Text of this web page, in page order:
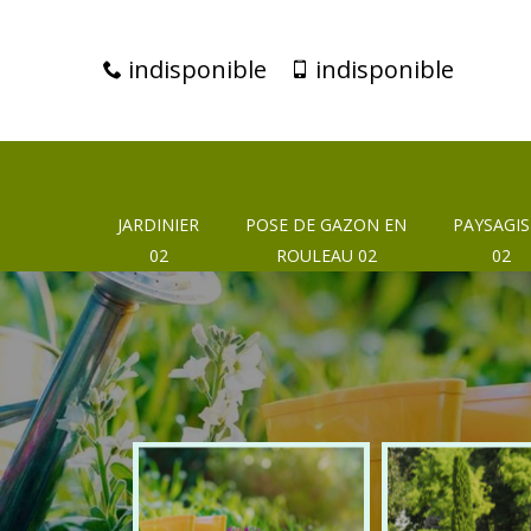
indisponible indisponible
JARDINIER
02
POSE DE GAZON EN
ROULEAU 02
02